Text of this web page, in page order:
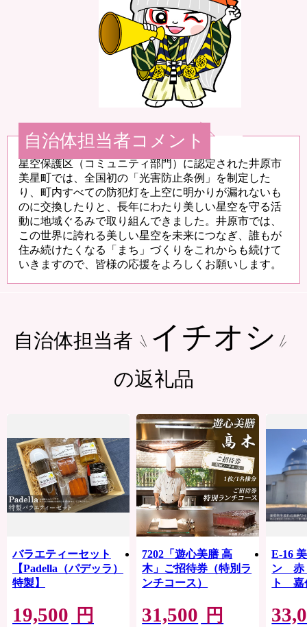
自治体担当者コメント
星空保護区（コミュニティ部門）に認定された井原市
美星町では、全国初の「光害防止条例」を制定した
り、町内すべての防犯灯を上空に明かりが漏れないも
のに交換したりと、長年にわたり美しい星空を守る活
動に地域ぐるみで取り組んできました。井原市では、
この世界に誇れる美しい星空を未来につなぎ、誰もが
住み続けたくなる「まち」づくりをこれからも続けて
いきますので、皆様の応援をよろしくお願いします。
自治体担当者 イチオシ
の返礼品
バラエティーセット
【Padella（パデッラ）
特製】
19,500 円
7202「遊心美膳 高
木」ご招待券（特別ラ
ンチコース）
31,500 円
E-16
ン 赤
ト 嘉